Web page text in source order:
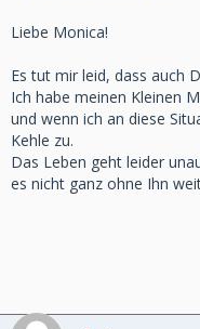
Liebe Monica!
Es tut mir leid, dass auch
Ich habe meinen Kleinen
und wenn ich an diese
Kehle zu.
Das Leben geht leider
es nicht ganz ohne Ihn